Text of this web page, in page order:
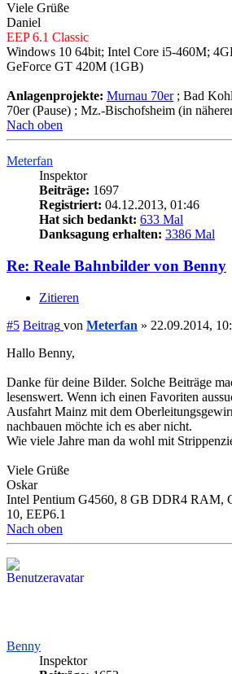
Viele Grüße
Daniel
EEP 6.1 Classic
Windows 10 64bit; Intel Core i5-460M;
GeForce GT 420M (1GB)
Anlagenprojekte: Murnau 70er; Bad
70er (Pause) ; Mz.-Bischofsheim (in
Nach oben
Meterfan
Inspektor
Beiträge: 1697
Registriert: 04.12.2013, 01:46
Hat sich bedankt: 633 Mal
Danksagung erhalten: 3386 Mal
Re: Reale Bahnbilder von Benny
Zitieren
#5 Beitrag von Meterfan » 22.09.2014,
Hallo Benny,
Danke für deine Bilder. Solche Beiträge
lesenswert. Wenn ich einen Favoriten
Ausfahrt Mainz mit dem
nachbauen möchte ich es aber nicht.
Wie viele Jahre man da wohl mit
Viele Grüße
Oskar
Intel Pentium G4560, 8 GB DDR4 RAM,
10, EEP6.1
Nach oben
Benny
Inspektor